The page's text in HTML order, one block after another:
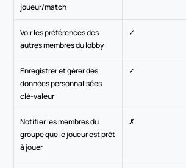
joueur/match
Voir les préférences des
autres membres du lobby
✓
Enregistrer et gérer des
données personnalisées
clé-valeur
✓
Notifier les membres du
groupe que le joueur est prêt
à jouer
✗